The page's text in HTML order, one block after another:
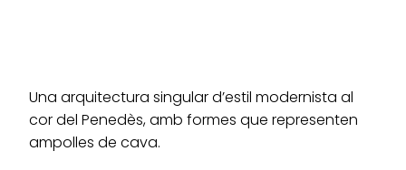
Una arquitectura singular d’estil modernista al
cor del Penedès, amb formes que representen
ampolles de cava.